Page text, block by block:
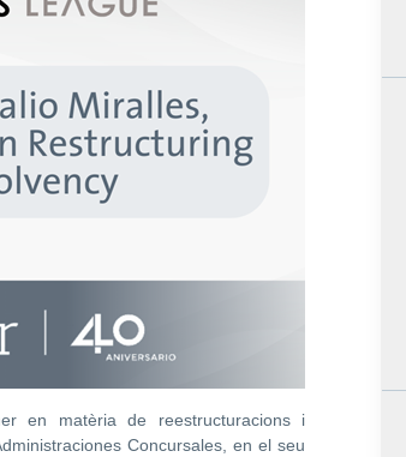
en matèria de reestructuracions i
Concursales, en el seu